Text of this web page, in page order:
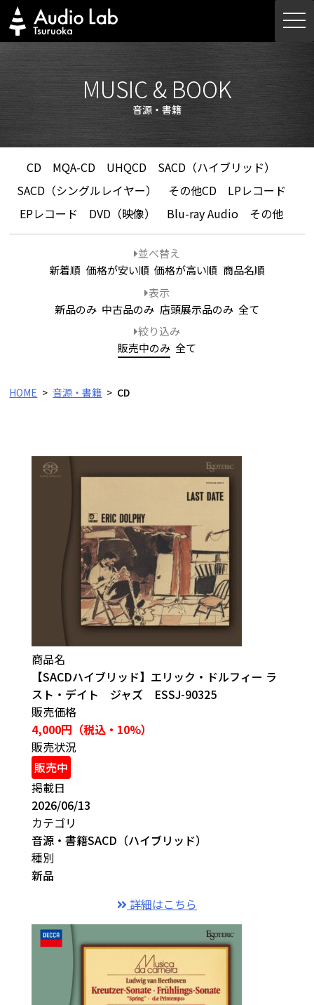
Skip
to
content
MUSIC & BOOK
音源・書籍
CD MQA-CD UHQCD
SACD（ハイブリッド）
SACD（シングルレイヤー）
その他CD
LPレコード
EPレコード
DVD（映像） Blu-ray Audio その他
並べ替え
新着順 価格が安い順 価格が高い順 商品名順
表示
新品のみ 中古品のみ 店頭展示品のみ 全て
絞り込み
販売中のみ 全て
HOME 音源・書籍 CD
商品名
【SACDハイブリッド】エリック・ドルフィー ラ
スト・デイト ジャズ ESSJ-90325
販売価格
4,000円（税込・10%）
販売状況
販売中
掲載日
2026/06/13
カテゴリ
音源・書籍SACD（ハイブリッド）
種別
新品
詳細はこちら